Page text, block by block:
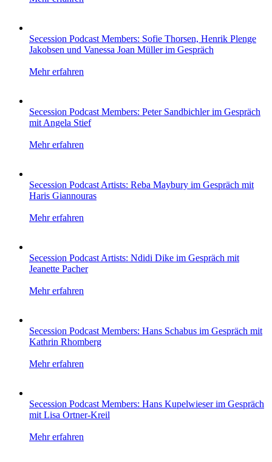
Secession Podcast Members: Sofie Thorsen, Henrik Plenge
Jakobsen und Vanessa Joan Müller im Gespräch
Mehr erfahren
Secession Podcast Members: Peter Sandbichler im Gespräch
mit Angela Stief
Mehr erfahren
Secession Podcast Artists: Reba Maybury im Gespräch mit
Haris Giannouras
Mehr erfahren
Secession Podcast Artists: Ndidi Dike im Gespräch mit
Jeanette Pacher
Mehr erfahren
Secession Podcast Members: Hans Schabus im Gespräch mit
Kathrin Rhomberg
Mehr erfahren
Secession Podcast Members: Hans Kupelwieser im Gespräch
mit Lisa Ortner-Kreil
Mehr erfahren